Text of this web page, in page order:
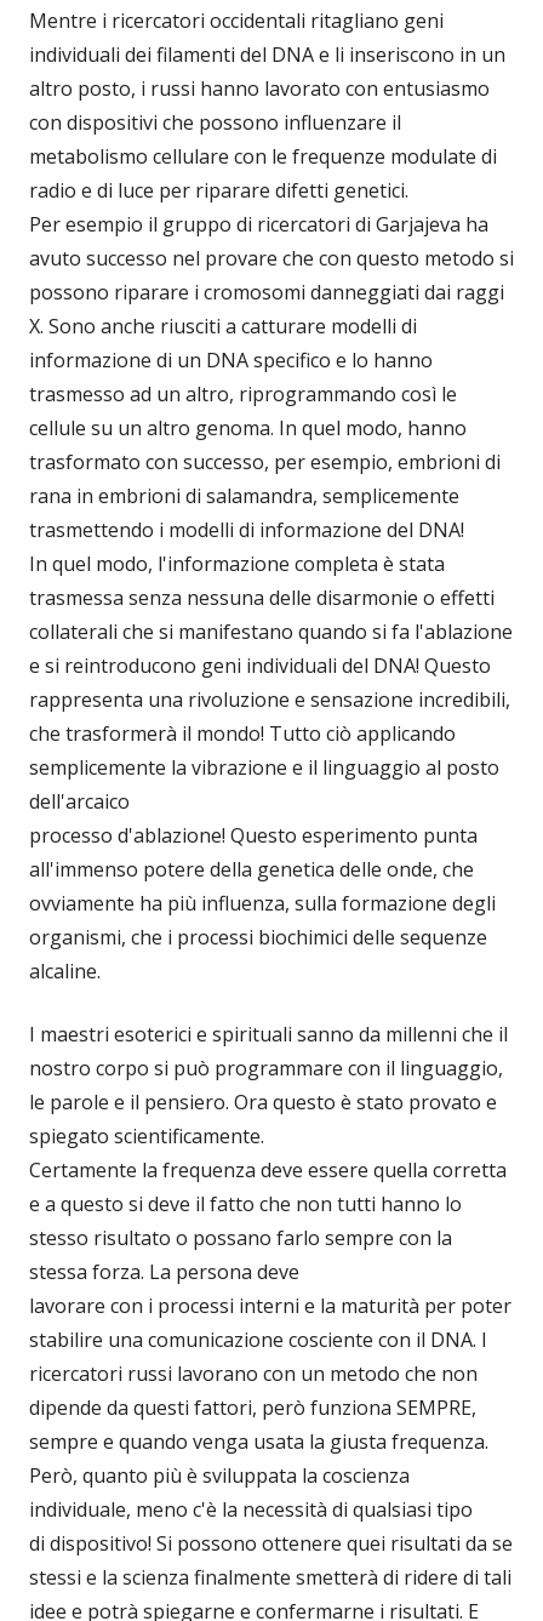
Mentre i ricercatori occidentali ritagliano geni
individuali dei filamenti del DNA e li inseriscono in un
altro posto, i russi hanno lavorato con entusiasmo
con dispositivi che possono influenzare il
metabolismo cellulare con le frequenze modulate di
radio e di luce per riparare difetti genetici.
Per esempio il gruppo di ricercatori di Garjajeva ha
avuto successo nel provare che con questo metodo si
possono riparare i cromosomi danneggiati dai raggi
X. Sono anche riusciti a catturare modelli di
informazione di un DNA specifico e lo hanno
trasmesso ad un altro, riprogrammando così le
cellule su un altro genoma. In quel modo, hanno
trasformato con successo, per esempio, embrioni di
rana in embrioni di salamandra, semplicemente
trasmettendo i modelli di informazione del DNA!
In quel modo, l'informazione completa è stata
trasmessa senza nessuna delle disarmonie o effetti
collaterali che si manifestano quando si fa l'ablazione
e si reintroducono geni individuali del DNA! Questo
rappresenta una rivoluzione e sensazione incredibili,
che trasformerà il mondo! Tutto ciò applicando
semplicemente la vibrazione e il linguaggio al posto
dell'arcaico
processo d'ablazione! Questo esperimento punta
all'immenso potere della genetica delle onde, che
ovviamente ha più influenza, sulla formazione degli
organismi, che i processi biochimici delle sequenze
alcaline.
I maestri esoterici e spirituali sanno da millenni che il
nostro corpo si può programmare con il linguaggio,
le parole e il pensiero. Ora questo è stato provato e
spiegato scientificamente.
Certamente la frequenza deve essere quella corretta
e a questo si deve il fatto che non tutti hanno lo
stesso risultato o possano farlo sempre con la
stessa forza. La persona deve
lavorare con i processi interni e la maturità per poter
stabilire una comunicazione cosciente con il DNA. I
ricercatori russi lavorano con un metodo che non
dipende da questi fattori, però funziona SEMPRE,
sempre e quando venga usata la giusta frequenza.
Però, quanto più è sviluppata la coscienza
individuale, meno c'è la necessità di qualsiasi tipo
di dispositivo! Si possono ottenere quei risultati da se
stessi e la scienza finalmente smetterà di ridere di tali
idee e potrà spiegarne e confermarne i risultati. E